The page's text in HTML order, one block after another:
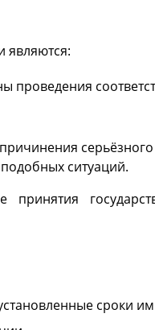
являются:
проведения
ситуаций.
сроки